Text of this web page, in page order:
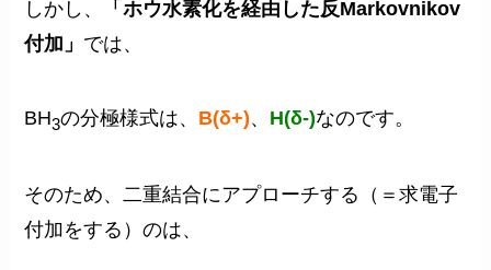
しかし、
「ホウ水素化を経由した反Markovnikov
付加」 では、
BH3の分極様式は、 B(δ+)、 H(δ-)なのです。
そのため、二重結合にアプローチする（＝求電子
付加をする）のは、